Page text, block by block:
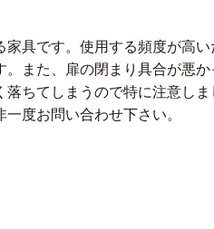
具です。使用する頻度が高
また、扉の閉まり具合が悪
ちてしまうので特に注意し
度お問い合わせ下さい。